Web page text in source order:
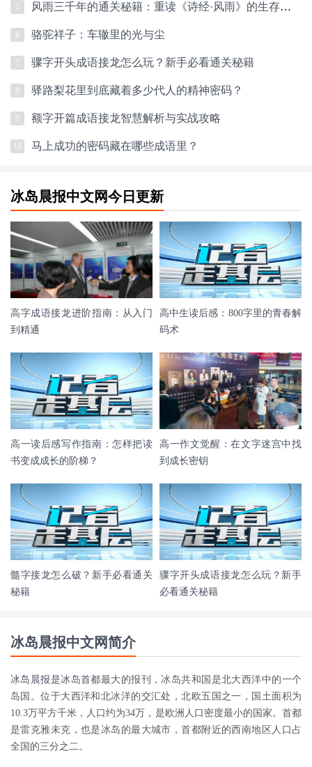
5 风雨三千年的通关秘籍：重读《诗经·风雨》的生存智慧
6 骆驼祥子：车辙里的光与尘
7 骤字开头成语接龙怎么玩？新手必看通关秘籍
驿路梨花里到底藏着多少代人的精神密码？
9 额字开篇成语接龙智慧解析与实战攻略
马上成功的密码藏在哪些成语里？
冰岛晨报中文网今日更新
高字成语接龙进阶指南：从入门
到精通
高中生读后感：800字里的青春解
码术
高一读后感写作指南：怎样把读
书变成成长的阶梯？
高一作文觉醒：在文字迷宫中找
到成长密钥
髓字接龙怎么破？新手必看通关
秘籍
骤字开头成语接龙怎么玩？新手
必看通关秘籍
冰岛晨报中文网简介
冰岛晨报是冰岛首都最大的报刊，冰岛共和国是北大西洋中的一个
岛国。位于大西洋和北冰洋的交汇处，北欧五国之一，国土面积为
10.3万平方千米，人口约为34万，是欧洲人口密度最小的国家。首都
是雷克雅未克，也是冰岛的最大城市，首都附近的西南地区人口占
全国的三分之二。